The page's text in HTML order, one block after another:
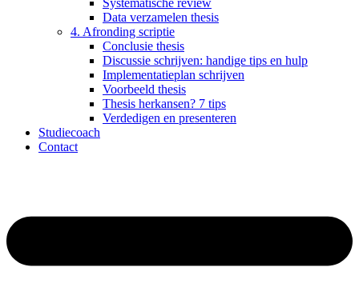
Systematische review
Data verzamelen thesis
4. Afronding scriptie
Conclusie thesis
Discussie schrijven: handige tips en hulp
Implementatieplan schrijven
Voorbeeld thesis
Thesis herkansen? 7 tips
Verdedigen en presenteren
Studiecoach
Contact